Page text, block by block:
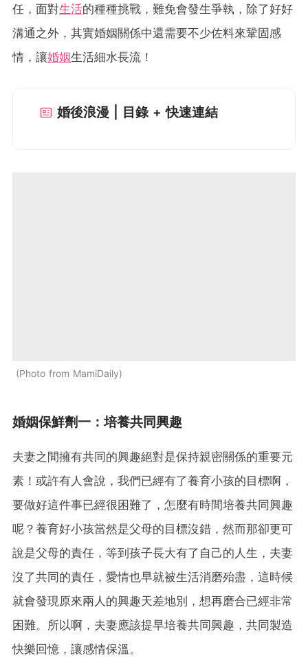
任，面對生活的種種挑戰，難免會發生爭執，除了好好
溝通之外，其實婚姻關係中還需要不少佐料來鞏固感
情，讓婚姻生活細水長流！
婚後浪漫 | 目錄 + 快速連結
Photo from MamiDaily
婚姻保鮮劑一：培養共同興趣
夫妻之間擁有共同的興趣絕對是保持親密關係的重要元
素！或許有人會說，我們已經有了養育小孩的目標啊，
要做好這件事已經很困難了，怎麼有時間培養共同興趣
呢？養育好小孩當然是父母的目標沒錯，然而那卻更可
說是父母的責任，等到孩子長大有了自己的人生，夫妻
沒了共同的責任，愛情也早就被生活消磨殆盡，這時候
就會發現原來兩人的興趣天差地別，想再磨合已經非常
困難。所以啊，夫妻應該提早培養共同興趣，共同製造
快樂回憶，讓感情保溫。